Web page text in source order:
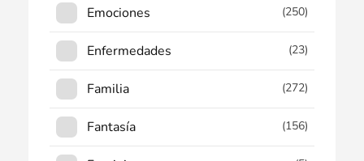
Emociones (250)
Enfermedades (23)
Familia (272)
Fantasía (156)